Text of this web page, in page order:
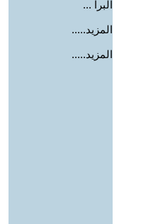
البرا ...
المزيد.....
المزيد.....